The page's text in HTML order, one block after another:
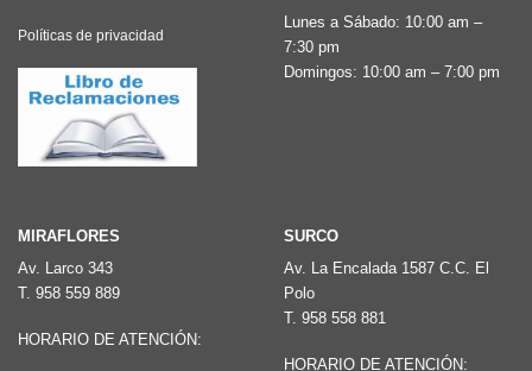
elegir
en
la
página
de
Políticas de privacidad
Lunes a Sábado: 10:00 am –
7:30 pm
Domingos: 10:00 am – 7:00 pm
MIRAFLORES
Av. Larco 343
T. 958 559 889
HORARIO DE ATENCIÓN:
SURCO
Av. La Encalada 1587 C.C. El
Polo
T. 958 558 881
HORARIO DE ATENCIÓN: